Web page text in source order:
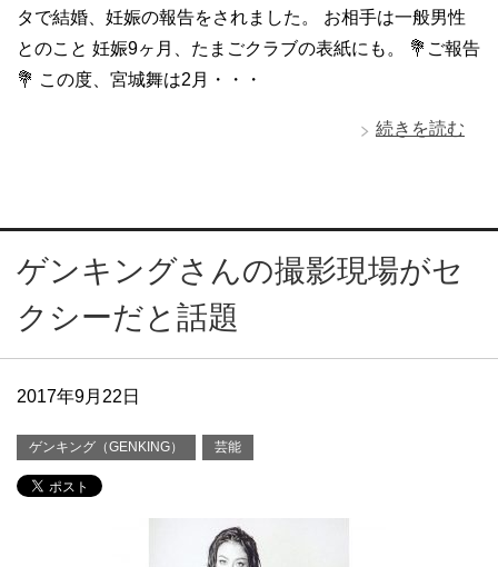
タで結婚、妊娠の報告をされました。 お相手は一般男性
とのこと 妊娠9ヶ月、たまごクラブの表紙にも。 💐ご報告
💐 この度、宮城舞は2月・・・
続きを読む
ゲンキングさんの撮影現場がセ
クシーだと話題
2017年9月22日
ゲンキング（GENKING） 芸能